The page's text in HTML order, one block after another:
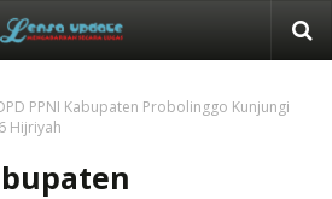
PPNI Kabupaten Probolinggo Kunjungi
Hijriyah